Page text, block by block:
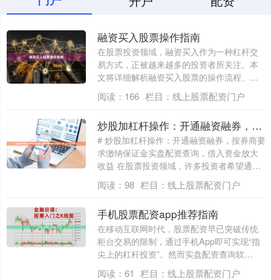
融资买入股票操作指南
在股票投资领域，融资买入作为一种杠杆交
易方式，正被越来越多的投资者所关注。本
文将详细解析融资买入股票的操作流程、风
险控制....
阅读： 166 栏目： 线上股票配资门户
炒股加杠杆操作：开通融资融券，按券商要求缴纳保证金，借入资金放大收益。
# 炒股加杠杆操作：开通融资融券，按券商要
求缴纳保证金实盘配资查询，借入资金放大
收益 在股票投资领域，许多投资者希望通
过....
阅读： 98 栏目： 线上股票配资门户
手机股票配资app推荐指南
在移动互联网时代，股票配资早已突破传统
柜台交易的限制，通过手机App即可实现“指
尖上的杠杆投资”。然而实盘配资查询软
件，....
阅读： 61 栏目： 线上股票配资门户